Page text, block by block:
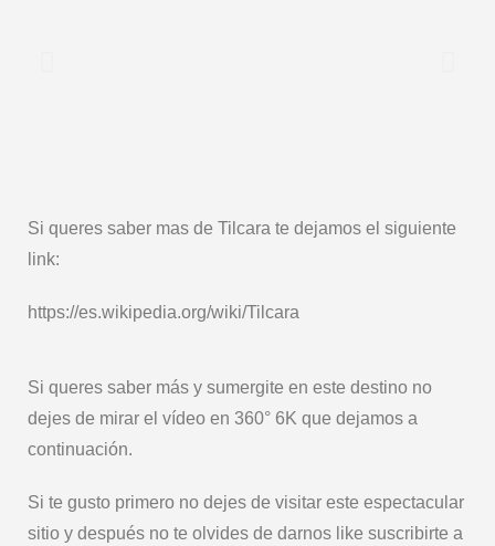
Si queres saber mas de Tilcara te dejamos el siguiente
link:
https://es.wikipedia.org/wiki/Tilcara
Si queres saber más y sumergite en este destino no
dejes de mirar el vídeo en 360° 6K que dejamos a
continuación.
Si te gusto primero no dejes de visitar este espectacular
sitio y después no te olvides de darnos like suscribirte a